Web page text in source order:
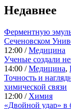
Недавнее
Ферментную
Сеченовском
12:00 /Медицина
Ученые создали
14:00 /Медицина,
Точность и
химической связи
12:00 / Химия
«Двойной удар» в